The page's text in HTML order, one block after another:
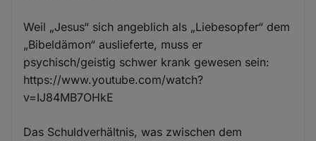
Weil „Jesus“ sich angeblich als „Liebesopfer“ dem
„Bibeldämon“ auslieferte, muss er
psychisch/geistig schwer krank gewesen sein:
https://www.youtube.com/watch?
v=IJ84MB7OHkE
Das Schuldverhältnis, was zwischen dem